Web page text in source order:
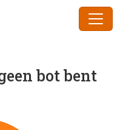
bot bent